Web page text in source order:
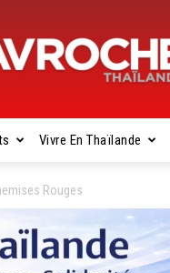
Gavroche
Thaïlande
Vivre En Thaïlande
Rouges